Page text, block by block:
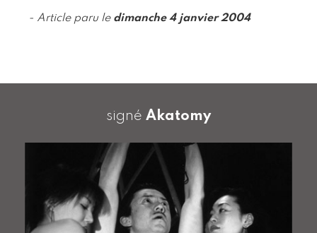
- Article paru le dimanche 4 janvier 2004
signé Akatomy